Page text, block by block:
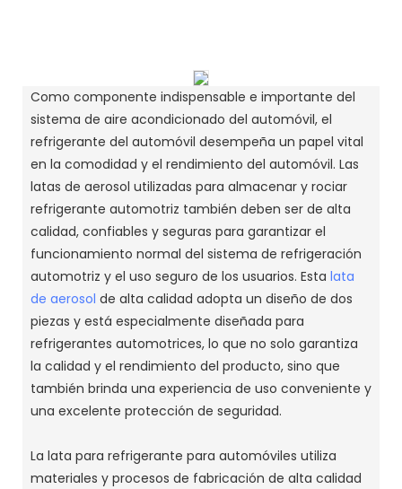
Como componente indispensable e importante del
sistema de aire acondicionado del automóvil, el
refrigerante del automóvil desempeña un papel vital
en la comodidad y el rendimiento del automóvil. Las
latas de aerosol utilizadas para almacenar y rociar
refrigerante automotriz también deben ser de alta
calidad, confiables y seguras para garantizar el
funcionamiento normal del sistema de refrigeración
automotriz y el uso seguro de los usuarios. Esta lata
de aerosol de alta calidad adopta un diseño de dos
piezas y está especialmente diseñada para
refrigerantes automotrices, lo que no solo garantiza
la calidad y el rendimiento del producto, sino que
también brinda una experiencia de uso conveniente y
una excelente protección de seguridad.
La lata para refrigerante para automóviles utiliza
materiales y procesos de fabricación de alta calidad